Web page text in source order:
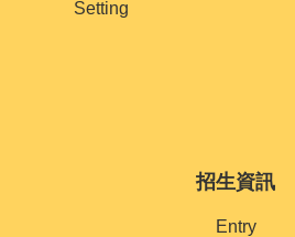
Setting
招生資訊
Entry